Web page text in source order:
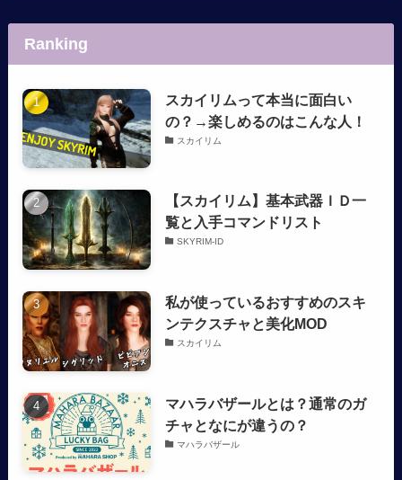
Ranking
スカイリムって本当に面白い
の？→楽しめるのはこんな人！
スカイリム
【スカイリム】基本武器ＩＤ一
覧と入手コマンドリスト
SKYRIM-ID
私が使っているおすすめのスキ
ンテクスチャと美化MOD
スカイリム
マハラバザールとは？通常のガ
チャとなにが違うの？
マハラバザール